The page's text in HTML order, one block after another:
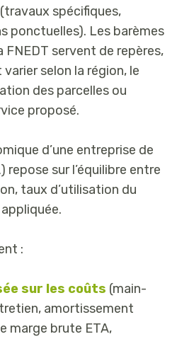
(travaux spécifiques,
ponctuelles). Les barèmes
servent de repères,
selon la région, le
des parcelles ou
proposé.
d’une entreprise de
sur l’équilibre entre
taux d’utilisation du
:
sur les coûts (main-
amortissement
marge brute ETA,